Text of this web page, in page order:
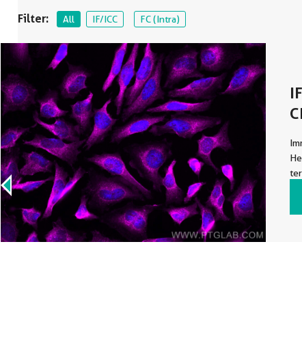
Filter: All IF/ICC FC (Intra)